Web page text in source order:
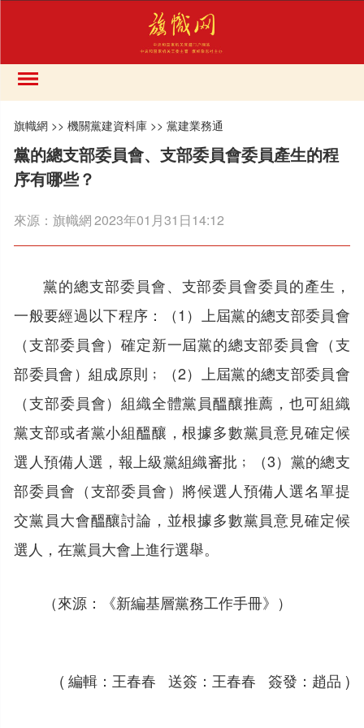
旗幟網 >>機關黨建資料庫 >>黨建業務通
黨的總支部委員會、支部委員會委員產生的程
序有哪些？
來源：旗幟網2023年01月31日14:12
黨的總支部委員會、支部委員會委員的產生，
一般要經過以下程序：（1）上屆黨的總支部委員會
（支部委員會）確定新一屆黨的總支部委員會（支
部委員會）組成原則﹔（2）上屆黨的總支部委員會
（支部委員會）組織全體黨員醞釀推薦，也可組織
黨支部或者黨小組醞釀，根據多數黨員意見確定候
選人預備人選，報上級黨組織審批﹔（3）黨的總支
部委員會（支部委員會）將候選人預備人選名單提
交黨員大會醞釀討論，並根據多數黨員意見確定候
選人，在黨員大會上進行選舉。
（來源：《新編基層黨務工作手冊》）
( 編輯：王春春 送簽：王春春 簽發：趙品 )